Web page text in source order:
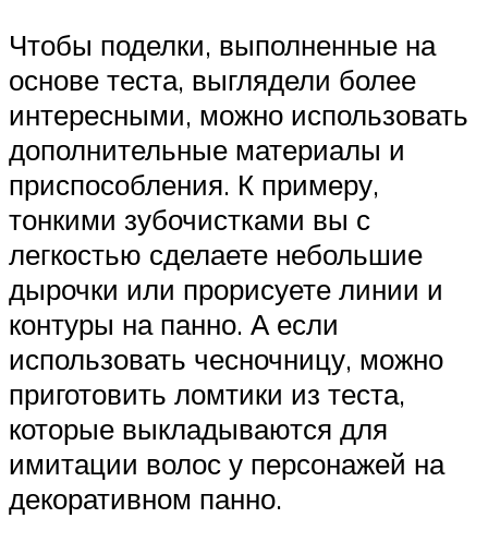
Чтобы поделки, выполненные на
основе теста, выглядели более
интересными, можно использовать
дополнительные материалы и
приспособления. К примеру,
тонкими зубочистками вы с
легкостью сделаете небольшие
дырочки или прорисуете линии и
контуры на панно. А если
использовать чесночницу, можно
приготовить ломтики из теста,
которые выкладываются для
имитации волос у персонажей на
декоративном панно.